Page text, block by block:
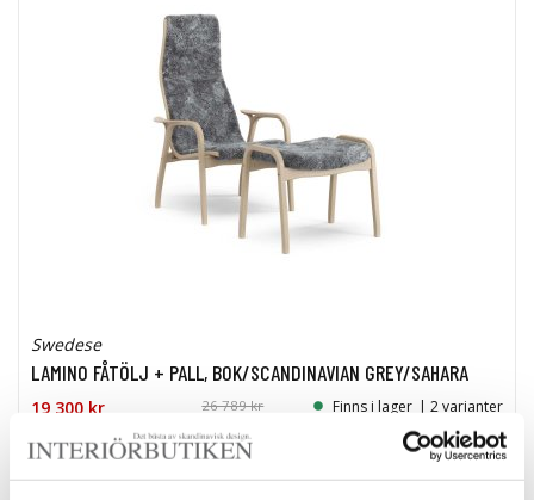
Swedese
LAMINO FÅTÖLJ + PALL, BOK/SCANDINAVIAN GREY/SAHARA
19 300 kr 26 789 kr Finns i lager | 2 varianter